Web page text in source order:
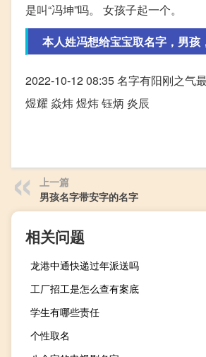
是叫“冯坤”吗。 女孩子起一个。
本人姓冯想给宝宝取名字，男
2022-10-12 08:35 名字有阳刚之气
煜耀 焱炜 煜炜 钰炳 炎辰
上一篇
男孩名字带安字的名字
相关问题
龙港中通快递过年派送吗
工厂招工是怎么查有案底
学生有哪些责任
个性取名